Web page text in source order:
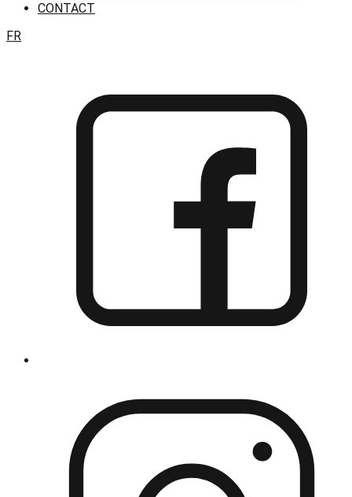
CONTACT
FR